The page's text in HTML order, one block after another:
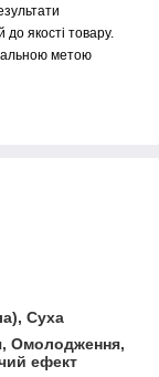
якості товару.
метою
Суха
Омолодження,
ефект